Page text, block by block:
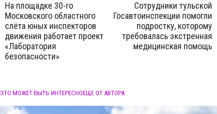
На площадке 30-го
Московского областного
слёта юных инспекторов
движения работает проект
«Лаборатория
безопасности»
Сотрудники тульской
Госавтоинспекции помогли
подростку, которому
требовалась экстренная
медицинская помощь
ЭТО МОЖЕТ БЫТЬ ИНТЕРЕСНОЕЩЕ ОТ АВТОРА